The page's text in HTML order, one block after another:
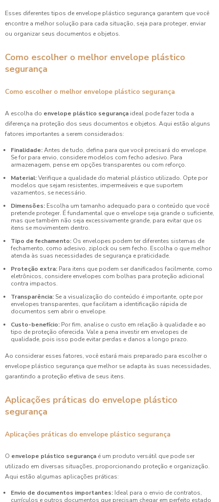
Esses diferentes tipos de envelope plástico segurança garantem que você
encontre a melhor solução para cada situação, seja para proteger, enviar
ou organizar seus documentos e objetos.
Como escolher o melhor envelope plástico
segurança
Como escolher o melhor envelope plástico segurança
A escolha do envelope plástico segurança ideal pode fazer toda a
diferença na proteção dos seus documentos e objetos. Aqui estão alguns
fatores importantes a serem considerados:
Finalidade:Antes de tudo, defina para que você precisará do envelope.
Se for para envio, considere modelos com fecho adesivo. Para
armazenagem, pense em opções transparentes ou com reforço.
Material:Verifique a qualidade do material plástico utilizado. Opte por
modelos que sejam resistentes, impermeáveis e que suportem
vazamentos, se necessário.
Dimensões: Escolha um tamanho adequado para o conteúdo que você
pretende proteger. É fundamental que o envelope seja grande o suficiente,
mas que também não seja excessivamente grande, para evitar que os
itens se movimentem dentro.
Tipo de fechamento: Os envelopes podem ter diferentes sistemas de
fechamento, como adesivo, ziplock ou sem fecho. Escolha o que melhor
atenda às suas necessidades de segurança e praticidade.
Proteção extra: Para itens que podem ser danificados facilmente, como
eletrônicos, considere envelopes com bolhas para proteção adicional
contra impactos.
Transparência: Se a visualização do conteúdo é importante, opte por
envelopes transparentes, que facilitam a identificação rápida de
documentos sem abrir o envelope.
Custo-benefício: Por fim, analise o custo em relação à qualidade e ao
tipo de proteção oferecida. Vale a pena investir em envelopes de
qualidade, pois isso pode evitar perdas e danos a longo prazo.
Ao considerar esses fatores, você estará mais preparado para escolher o
envelope plástico segurança que melhor se adapta às suas necessidades,
garantindo a proteção efetiva de seus itens.
Aplicações práticas do envelope plástico
segurança
Aplicações práticas do envelope plástico segurança
O envelope plástico segurança é um produto versátil que pode ser
utilizado em diversas situações, proporcionando proteção e organização.
Aqui estão algumas aplicações práticas:
Envio de documentos importantes: Ideal para o envio de contratos,
currículos e outros documentos que precisam chegar em perfeito estado